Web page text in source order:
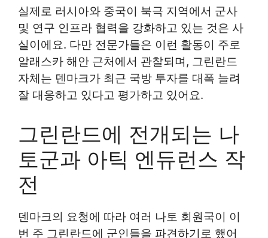
실제로 러시아와 중국이 북극 지역에서 군사
및 연구 인프라 협력을 강화하고 있는 것은 사
실이에요. 다만 전문가들은 이런 활동이 주로
알래스카 해안 근처에서 관찰되며, 그린란드
자체는 덴마크가 최근 국방 투자를 대폭 늘려
잘 대응하고 있다고 평가하고 있어요.
그린란드에 전개되는 나
토군과 아틱 엔듀런스 작
전
덴마크의 요청에 따라 여러 나토 회원국이 이
번 주 그린란드에 군인들을 파견하기로 했어